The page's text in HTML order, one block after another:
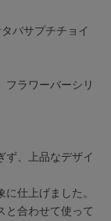
バサプチチョイ
フラワーバーシリ
ず、上品なデザイ
仕上げました。
と合わせて使って